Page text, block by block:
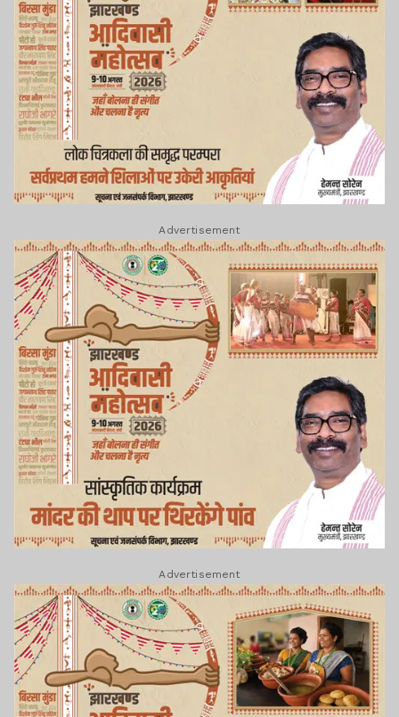
Advertisement
Advertisement